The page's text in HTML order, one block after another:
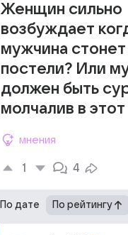
Женщин сильно
возбуждает
мужчина стонет
постели? Или
должен быть
молчалив в
мнения
1 4
По дате По рейтингу